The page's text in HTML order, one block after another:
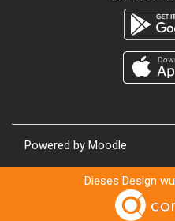
Powered by Moodle
Dieses Design